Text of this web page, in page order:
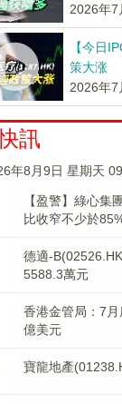
2026年7
【今日
策大涨
2026年7
訊
年8月9日 星期天
【盈警】綠心集
比收窄不少於
德適-
5588.3萬元
香港金管局：7
億美元
寶龍地產